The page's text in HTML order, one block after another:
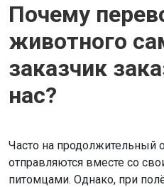
Почему
животного
заказчик
нас?
Часто на продолжительный
отправляются вместе со
питомцами. Однако, при